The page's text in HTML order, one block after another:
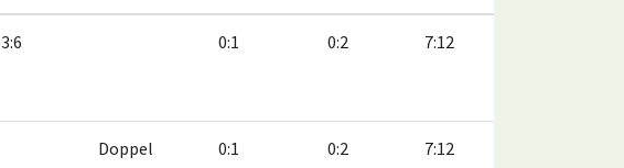
3:6 0:1 0:2 7:12
Doppel 0:1 0:2 7:12